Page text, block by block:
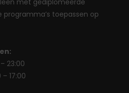
met gediplomeerde
toepassen op
23:00
17:00